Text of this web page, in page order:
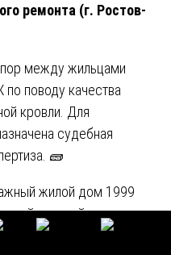
ремонта (г. Ростов-
между жильцами
поводу качества
кровли. Для
судебная
🧱
жилой дом 1999
кровлей.
проведен по